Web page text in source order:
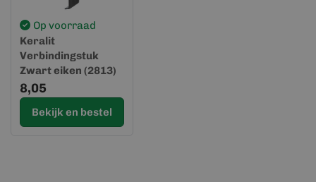
Op voorraad
Keralit
Verbindingstuk
Zwart eiken (2813)
(Sponningdeel 143)
8,05
Bekijk en bestel